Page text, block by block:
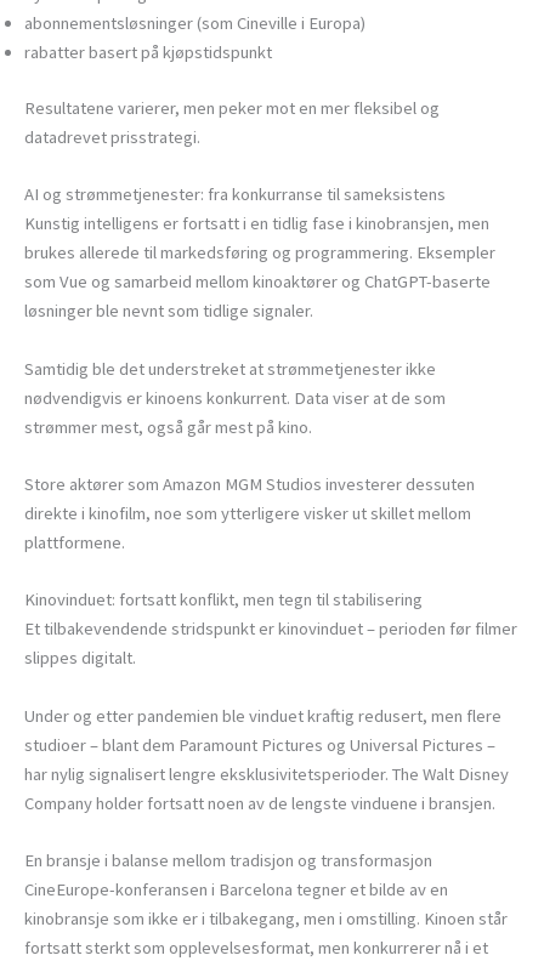
abonnementsløsninger (som Cineville i Europa)
rabatter basert på kjøpstidspunkt
Resultatene varierer, men peker mot en mer fleksibel og
datadrevet prisstrategi.
AI og strømmetjenester: fra konkurranse til sameksistens
Kunstig intelligens er fortsatt i en tidlig fase i kinobransjen, men
brukes allerede til markedsføring og programmering. Eksempler
som Vue og samarbeid mellom kinoaktører og ChatGPT-baserte
løsninger ble nevnt som tidlige signaler.
Samtidig ble det understreket at strømmetjenester ikke
nødvendigvis er kinoens konkurrent. Data viser at de som
strømmer mest, også går mest på kino.
Store aktører som Amazon MGM Studios investerer dessuten
direkte i kinofilm, noe som ytterligere visker ut skillet mellom
plattformene.
Kinovinduet: fortsatt konflikt, men tegn til stabilisering
Et tilbakevendende stridspunkt er kinovinduet – perioden før filmer
slippes digitalt.
Under og etter pandemien ble vinduet kraftig redusert, men flere
studioer – blant dem Paramount Pictures og Universal Pictures –
har nylig signalisert lengre eksklusivitetsperioder. The Walt Disney
Company holder fortsatt noen av de lengste vinduene i bransjen.
En bransje i balanse mellom tradisjon og transformasjon
CineEurope-konferansen i Barcelona tegner et bilde av en
kinobransje som ikke er i tilbakegang, men i omstilling. Kinoen står
fortsatt sterkt som opplevelsesformat, men konkurrerer nå i et